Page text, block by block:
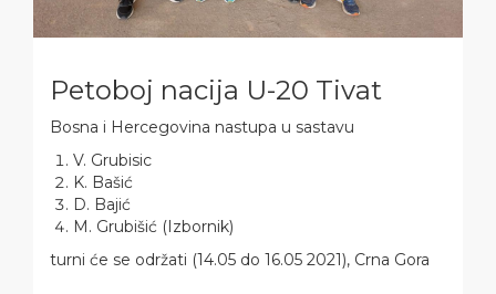
Petoboj nacija U-20 Tivat
Bosna i Hercegovina nastupa u sastavu
V. Grubisic
K. Bašić
D. Bajić
M. Grubišić (Izbornik)
turni će se održati (14.05 do 16.05 2021), Crna Gora